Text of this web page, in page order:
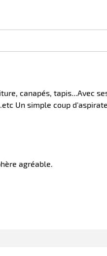
canapés, tapis...Avec
Un simple coup
agréable.